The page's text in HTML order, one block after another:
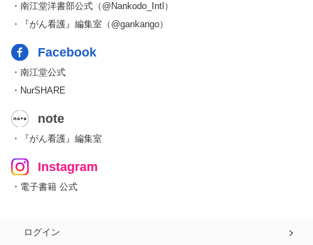
・南江堂洋書部公式（@Nankodo_Intl）
・『がん看護』編集室（@gankango）
Facebook
・南江堂公式
・NurSHARE
note
・『がん看護』編集室
Instagram
・電子書籍 公式
ログイン